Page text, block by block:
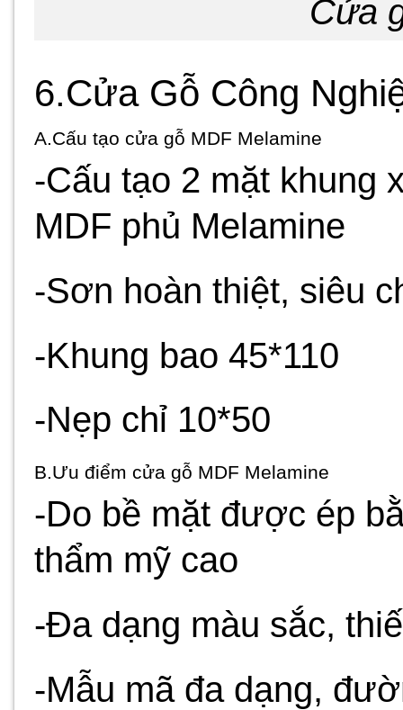
Cửa
6.Cửa Gỗ Công
A.Cấu tạo cửa gỗ MDF Melamine
-Cấu tạo 2 mặt khung
MDF phủ Melamine
-Sơn hoàn thiệt, siêu
-Khung bao 45*110
-Nẹp chỉ 10*50
B.Ưu điểm cửa gỗ MDF Melamine
-Do bề mặt được ép
thẩm mỹ cao
-Đa dạng màu sắc,
-Mẫu mã đa dạng,